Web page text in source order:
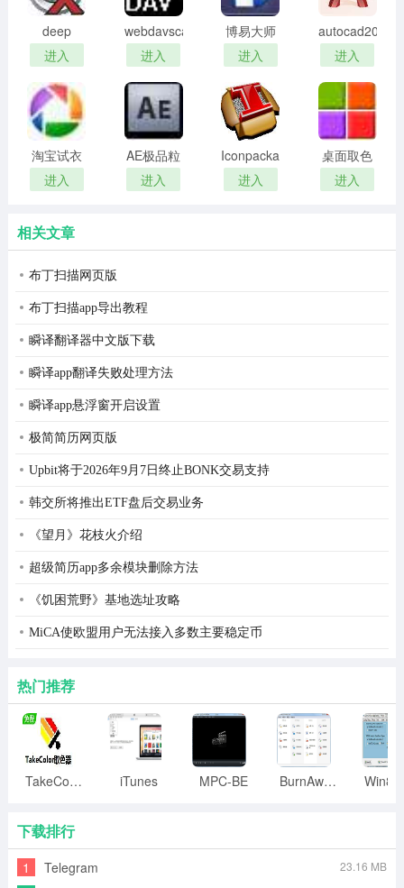
国内最全最新的正版高清电影，电视剧，综艺，娱乐，动
漫，应有尽有
视频加速：视频加载速度更快，观看影片更加流畅。
电视直播：
提供高清电视直播，您可以实时观看到央视与
720P高清电影大片和热播电视剧，给您全新的视听享受。
在视频播放器上点击右键，选择设置，将开启硬件加速前
面的对勾去掉，然后重新打开观看。
为什么我无法观看720P，1080P的视频？
720P，1080P的清晰度的视频为会员独享，请开通VIP进
如何查找我下载的视频？
您可以通过个人中心，进入我查看我下载的视频。
deep
freeze
password
remover(冰
点还原密
码清除器)
进入
webdavscan
客户端
(web漏洞
扫描软件)
进入
博易大师
资管版
进入
autocad2002
迷你版
进入
淘宝试衣
服软件
进入
AE极品粒
子插件
(Trapcode
进入
Iconpackager
中文补丁
进入
桌面取色
工具
colorpix
进入
相关文章
布丁扫描网页版
布丁扫描app导出教程
瞬译翻译器中文版下载
瞬译app翻译失败处理方法
瞬译app悬浮窗开启设置
极简简历网页版
Upbit将于2026年9月7日终止BONK交易支持
韩交所将推出ETF盘后交易业务
《望月》花枝火介绍
超级简历app多余模块删除方法
《饥困荒野》基地选址攻略
MiCA使欧盟用户无法接入多数主要稳定币
热门推荐
TakeColor取色器 iTunes MPC-BE BurnAware
下载排行
1 Telegram 23.16 MB